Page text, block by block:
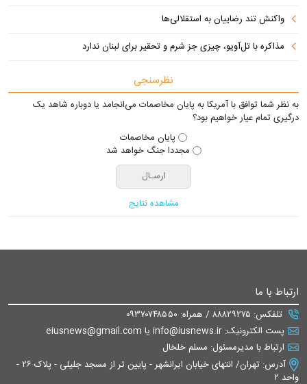
واکنش تند رضاییان به استقلالی‌ها
مذاکره با تل‌آویو، چیزی جز شرم و تحقیر برای لبنان ندارد
نظرسنجی
به نظر شما توافق با آمریکا به پایان مخاصمات می‌انجامد یا دوباره شاهد یک
درگیری تمام عیار خواهیم بود؟
پایان مخاصمات
مجددا جنگ خواهد شد
مشاهده نتایج
ارتباط با ما
تلفکس: ۸۸۸۲۹۲۷۵ / همراه: ۰۹۳۷۰۷۴۸۵۵۰
پست الکترونیک: info@iusnews.ir یا eiusnews@gmail.com
ارتباط با مدیرمسئول: مسلم خلخال
آدرس: تهران/ انتهای خیابان ایرانشهر - پایین تر از مسجد جلیلی - پلاک ۲۶ -
واحد ۲